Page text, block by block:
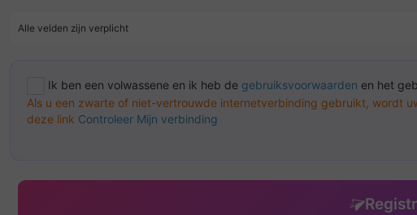
Alle velden zijn verplicht
Ik ben een volwassene en ik heb de gebruiksvoorwaarden en het
Als u een zwarte of niet-vertrouwde internetverbinding gebruikt, wordt
deze link Controleer Mijn verbinding